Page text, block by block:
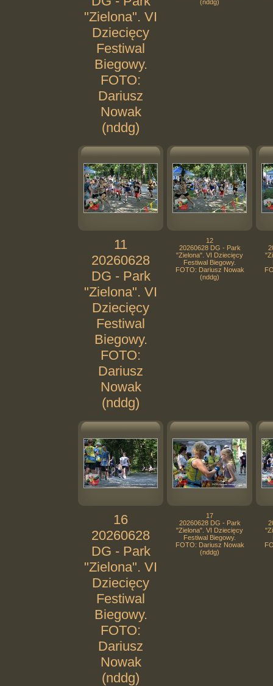
"Zielona". VI
Dziecięcy
Festiwal
Biegowy.
FOTO:
Dariusz
Nowak
(nddg)
(nddg)
11
20260628
DG - Park
"Zielona". VI
Dziecięcy
Festiwal
Biegowy.
FOTO:
Dariusz
Nowak
(nddg)
12
20260628 DG - Park
"Zielona". VI Dziecięcy
Festiwal Biegowy.
FOTO: Dariusz Nowak
(nddg)
16
20260628
DG - Park
"Zielona". VI
Dziecięcy
Festiwal
Biegowy.
FOTO:
Dariusz
Nowak
(nddg)
17
20260628 DG - Park
"Zielona". VI Dziecięcy
Festiwal Biegowy.
FOTO: Dariusz Nowak
(nddg)